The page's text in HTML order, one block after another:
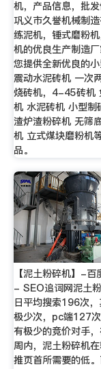
机，产品信息，批
巩义市久誉机械制
练泥机，锤式磨粉
机的优良生产制造
您提供全新优良的
震动水泥砖机 一次
烧砖机，4-45砖机
机 水泥砖机 小型制
渣炉渣粉碎机 无筛
机 立式煤块磨粉机
品。
【泥土粉碎机】-百
- SEO追词网泥土
日平均搜索196次
极少次，pc端127
有极少的竞价对手
周内，泥土粉碎机
推页首所需要的低